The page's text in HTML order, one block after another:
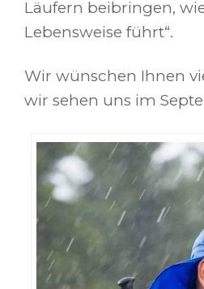
Läufern beibringen,
Lebensweise führt“.
Wir wünschen Ihnen
wir sehen uns im